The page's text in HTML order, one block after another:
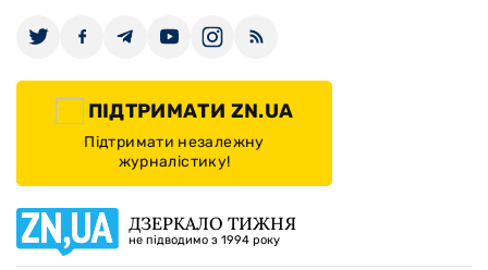
ПІДТРИМАТИ ZN.UA
Підтримати незалежну
журналістику!
ДЗЕРКАЛО ТИЖНЯ
не підводимо з 1994 року